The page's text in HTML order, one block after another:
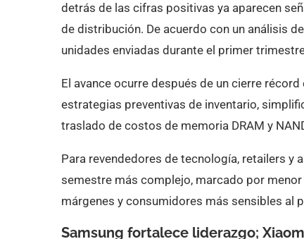
detrás de las cifras positivas ya aparecen
de distribución. De acuerdo con un análisis
unidades enviadas durante el primer
El avance ocurre después de un cierre
estrategias preventivas de inventario,
traslado de costos de memoria DRAM y
Para revendedores de tecnología, retailers y
semestre más complejo, marcado por
márgenes y consumidores más sensibles al
Samsung fortalece liderazgo;